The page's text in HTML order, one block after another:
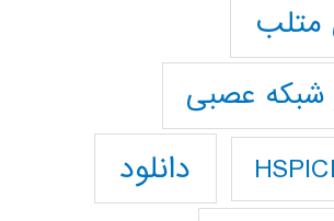
متلب
شبکه عصبی
دانلود